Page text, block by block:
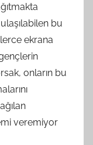
bu
ekrana
onların bu
veremiyor